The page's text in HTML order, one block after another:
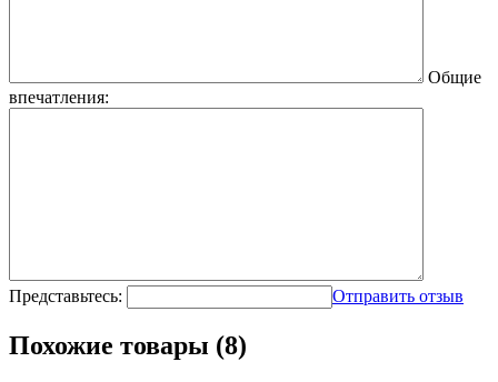
Общие
впечатления:
Представьтесь: Отправить отзыв
Похожие товары (8)